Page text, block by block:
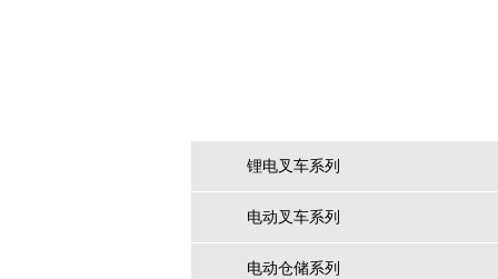
锂电叉车系列
电动叉车系列
电动仓储系列